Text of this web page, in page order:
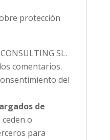
protección
SL.
comentarios.
del
de
o
para